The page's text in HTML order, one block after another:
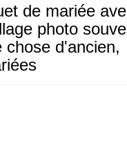
de mariée
photo
chose d'ancien,